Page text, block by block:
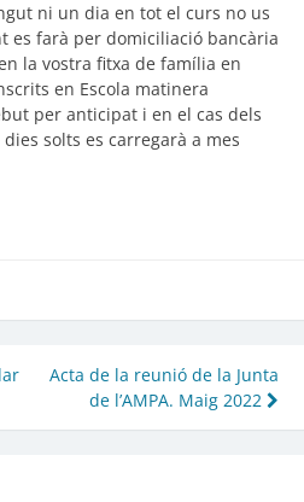
ni un dia en tot el curs no us
es farà per domiciliació bancària
la vostra fitxa de família en
en Escola matinera
per anticipat i en el cas dels
solts es carregarà a mes
Acta de la reunió de la Junta
de l’AMPA. Maig 2022